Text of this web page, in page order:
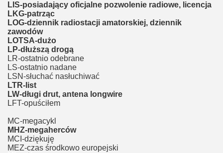
LIS-posiadający oficjalne pozwolenie radiowe, licencja
LKG-patrząc
LOG-dziennik radiostacji amatorskiej, dziennik
zawodów
LOTSA-dużo
LP-dłuższą drogą
LR-ostatnio odebrane
LS-ostatnio nadane
LSN-słuchać nasłuchiwać
LTR-list
LW-długi drut, antena longwire
LFT-opuściłem
MC-megacykl
MHZ-megaherców
MCI-dziękuję
MEZ-czas środkowo europejski